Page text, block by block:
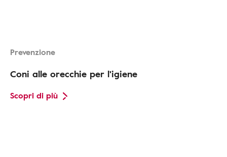
Prevenzione
Coni alle orecchie per l'igiene
Scopri di più